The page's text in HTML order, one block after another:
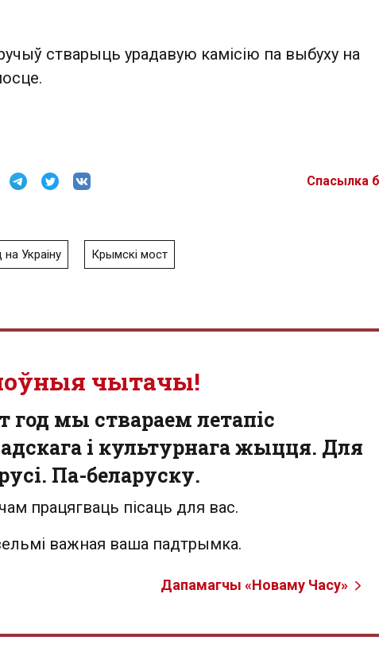
стварыць урадавую камісію па выбуху на
Спасылка
Украіну Крымскі мост
чытачы!
год мы ствараем летапіс
і культурнага жыцця. Для
Па-беларуску.
працягваць пісаць для вас.
важная ваша падтрымка.
Дапамагчы «Новаму Часу»